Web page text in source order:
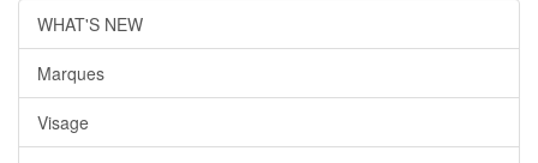
WHAT'S NEW
Marques
Visage